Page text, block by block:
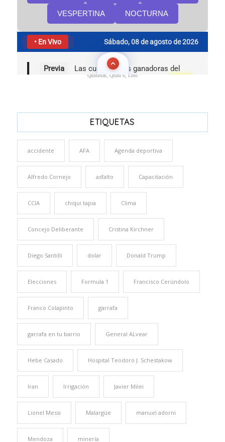
Quinielas, Quini 6, Loto
ETIQUETAS
accidente AFA Agenda deportiva
Alfredo Cornejo asfalto Capacitación
CCIA chiqui tapia Clima
Concejo Deliberante Cristina Kirchner
Diego Santilli dolar Donald Trump
Elecciones Formula 1 Francisco Cerúndolo
Franco Colapinto garrafa
garrafa en tu barrio General ALvear
Hebe Casado Hospital Teodoro J. Schestakow
Iran Irrigación Javier Milei
Lionel Messi Malargüe manuel adorni
Mendoza minería